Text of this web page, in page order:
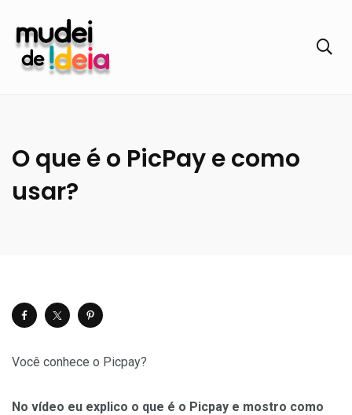
O que é o PicPay e como
usar?
Você conhece o Picpay?
No vídeo eu explico o que é o Picpay e mostro como